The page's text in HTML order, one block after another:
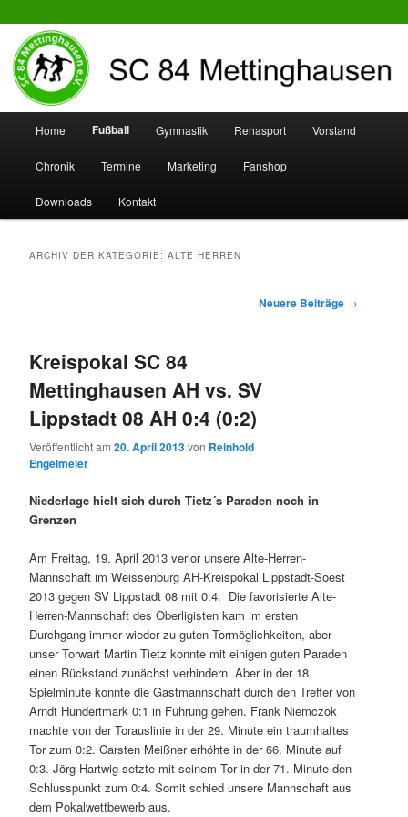
SC 84 Mettinghausen
Zum
Inhalt
wechseln
Zum
sekundären
Inhalt
wechseln
Home Fußball Gymnastik Rehasport Vorstand
Chronik Termine Marketing Fanshop
Downloads Kontakt
ARCHIV DER KATEGORIE:ALTE HERREN
Neuere Beiträge →
Kreispokal SC 84
Mettinghausen AH vs. SV
Lippstadt 08 AH 0:4 (0:2)
Veröffentlicht am20. April 2013von Reinhold
Engelmeier
Niederlage hielt sich durch Tietz´s Paraden noch in
Grenzen
Am Freitag, 19. April 2013 verlor unsere Alte-Herren-
Mannschaft im Weissenburg AH-Kreispokal Lippstadt-Soest
2013 gegen SV Lippstadt 08 mit 0:4. Die favorisierte Alte-
Herren-Mannschaft des Oberligisten kam im ersten
Durchgang immer wieder zu guten Tormöglichkeiten, aber
unser Torwart Martin Tietz konnte mit einigen guten Paraden
einen Rückstand zunächst verhindern. Aber in der 18.
Spielminute konnte die Gastmannschaft durch den Treffer von
Arndt Hundertmark 0:1 in Führung gehen. Frank Niemczok
machte von der Torauslinie in der 29. Minute ein traumhaftes
Tor zum 0:2. Carsten Meißner erhöhte in der 66. Minute auf
0:3. Jörg Hartwig setzte mit seinem Tor in der 71. Minute den
Schlusspunkt zum 0:4. Somit schied unsere Mannschaft aus
dem Pokalwettbewerb aus.